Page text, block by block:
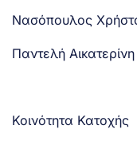
Νασόπουλος
Παντελή
Κοινότητα Κατοχής